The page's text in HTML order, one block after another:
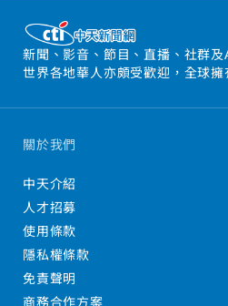
新聞、影音、節目、直播、社群
世界各地華人亦頗受歡迎，全球擁
關於我們
中天介紹
人才招募
使用條款
隱私權條款
免責聲明
商務合作方案